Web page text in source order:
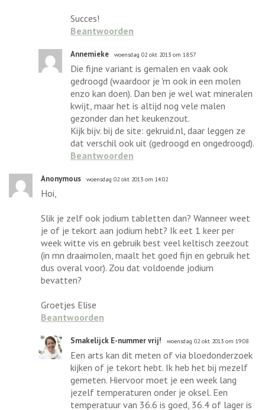
Succes!
Beantwoorden
Annemieke woensdag 02 okt 2013 om 18:57
Die fijne variant is gemalen en vaak ook
gedroogd (waardoor je 'm ook in een molen
enzo kan doen). Dan ben je wel wat mineralen
kwijt, maar het is altijd nog vele malen
gezonder dan het keukenzout.
Kijk bijv. bij de site: gekruid.nl, daar leggen ze
dat verschil ook uit (gedroogd en ongedroogd).
Beantwoorden
Anonymous woensdag 02 okt 2013 om 14:02
Hoi,
Slik je zelf ook jodium tabletten dan? Wanneer weet
je of je tekort aan jodium hebt? Ik eet 1 keer per
week witte vis en gebruik best veel keltisch zeezout
(in mn draaimolen, maalt het goed fijn en gebruik het
dus overal voor). Zou dat voldoende jodium
bevatten?
Groetjes Elise
Beantwoorden
Smakelijck E-nummer vrij! woensdag 02 okt 2013 om 19:08
Een arts kan dit meten of via bloedonderzoek
kijken of je tekort hebt. Ik heb het bij mezelf
gemeten. Hiervoor moet je een week lang
jezelf temperaturen onder je oksel. Een
temperatuur van 36.6 is goed, 36.4 of lager is